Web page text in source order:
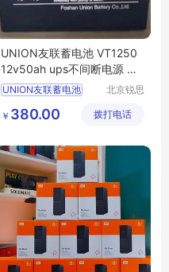
UNION友联蓄电池 VT1250
12v50ah ups不间断电源 消
防主机 医疗设备
UNION友联蓄电池
ups不间断电源
北京锐思
技有限公
￥ 380.00 拨打电话